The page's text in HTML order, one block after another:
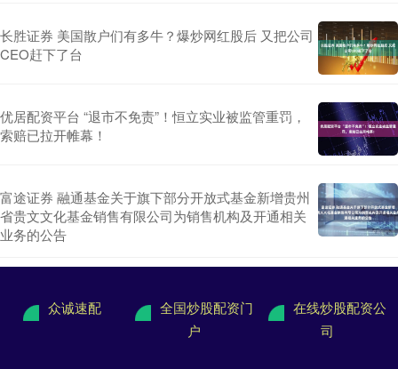
长胜证券 美国散户们有多牛？爆炒网红股后 又把公司
CEO赶下了台
优居配资平台 “退市不免责”！恒立实业被监管重罚，
索赔已拉开帷幕！
富途证券 融通基金关于旗下部分开放式基金新增贵州
省贵文文化基金销售有限公司为销售机构及开通相关
业务的公告
众诚速配
全国炒股配资门
户
在线炒股配资公
司